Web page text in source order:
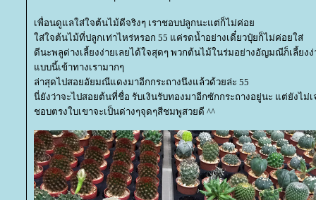
เพื่อนดูแลใส่ใจต้นไม้ดีจริงๆ เราชอบปลูกนะแต่ก็ไม่ค่อ
ส่ใจต้นไม้ที่ปลูกเท่าไหร่หรอก 55 แค่รดน้ำอย่างเดี๋ยวปุ๋ยก็ไม่ค่อยใส่
ดีนะพลูด่างเลี้ยงง่ายเลยได้ใจสุดๆ พวกต้นไม้ในร่มอย่างอัญมณีก็เลี้ยง
บบนี้เข้าทางเรามากๆ
ล่าสุดไปสอยอัยมณีแดงมาอีกกระถางนึงแล้วด้วยล่ะ 55
นี่ยังว่าจะไปสอยต้นที่ชื่อ รับเงินรับทองมาอีกซักกระถางอยู่นะ แต่ยังไม่เ
ชอบตรงใบเขาจะเป็นด่างๆจุดๆสีชมพูสวยดี ^^